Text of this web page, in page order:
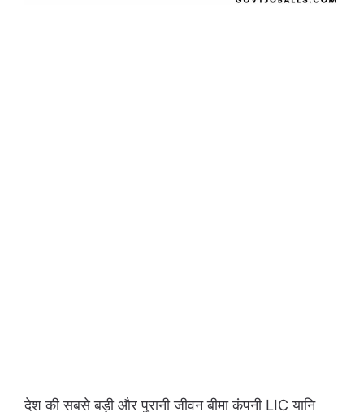
देश की सबसे बड़ी और पुरानी जीवन बीमा कंपनी LIC यानि